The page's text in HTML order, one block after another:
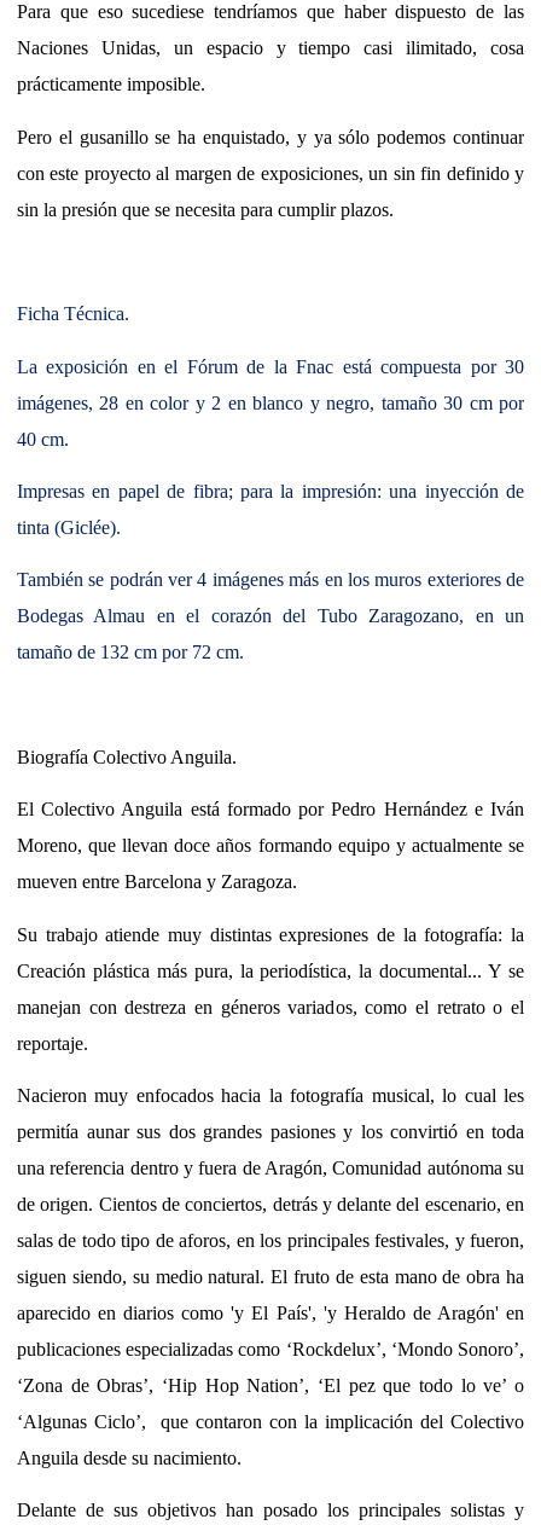
Para que eso sucediese tendríamos que haber dispuesto de las
Naciones Unidas, un espacio y tiempo casi ilimitado, cosa
prácticamente imposible.
Pero el gusanillo se ha enquistado, y ya sólo podemos continuar
con este proyecto al margen de exposiciones, un sin fin definido y
sin la presión que se necesita para cumplir plazos.
Ficha Técnica.
La exposición en el Fórum de la Fnac está compuesta por 30
imágenes, 28 en color y 2 en blanco y negro, tamaño 30 cm por
40 cm.
Impresas en papel de fibra; para la impresión: una inyección de
tinta (Giclée).
También se podrán ver 4 imágenes más en los muros exteriores de
Bodegas Almau en el corazón del Tubo Zaragozano, en un
tamaño de 132 cm por 72 cm.
Biografía Colectivo Anguila.
El Colectivo Anguila está formado por Pedro Hernández e Iván
Moreno, que llevan doce años formando equipo y actualmente se
mueven entre Barcelona y Zaragoza.
Su trabajo atiende muy distintas expresiones de la fotografía: la
Creación plástica más pura, la periodística, la documental... Y se
manejan con destreza en géneros variados, como el retrato o el
reportaje.
Nacieron muy enfocados hacia la fotografía musical, lo cual les
permitía aunar sus dos grandes pasiones y los convirtió en toda
una referencia dentro y fuera de Aragón, Comunidad autónoma su
de origen. Cientos de conciertos, detrás y delante del escenario, en
salas de todo tipo de aforos, en los principales festivales, y fueron,
siguen siendo, su medio natural. El fruto de esta mano de obra ha
aparecido en diarios como 'y El País', 'y Heraldo de Aragón' en
publicaciones especializadas como ‘Rockdelux’, ‘Mondo Sonoro’,
‘Zona de Obras’, ‘Hip Hop Nation’, ‘El pez que todo lo ve’ o
‘Algunas Ciclo’,
que contaron con la implicación del Colectivo
Anguila desde su nacimiento.
Delante de sus objetivos han posado los principales solistas y